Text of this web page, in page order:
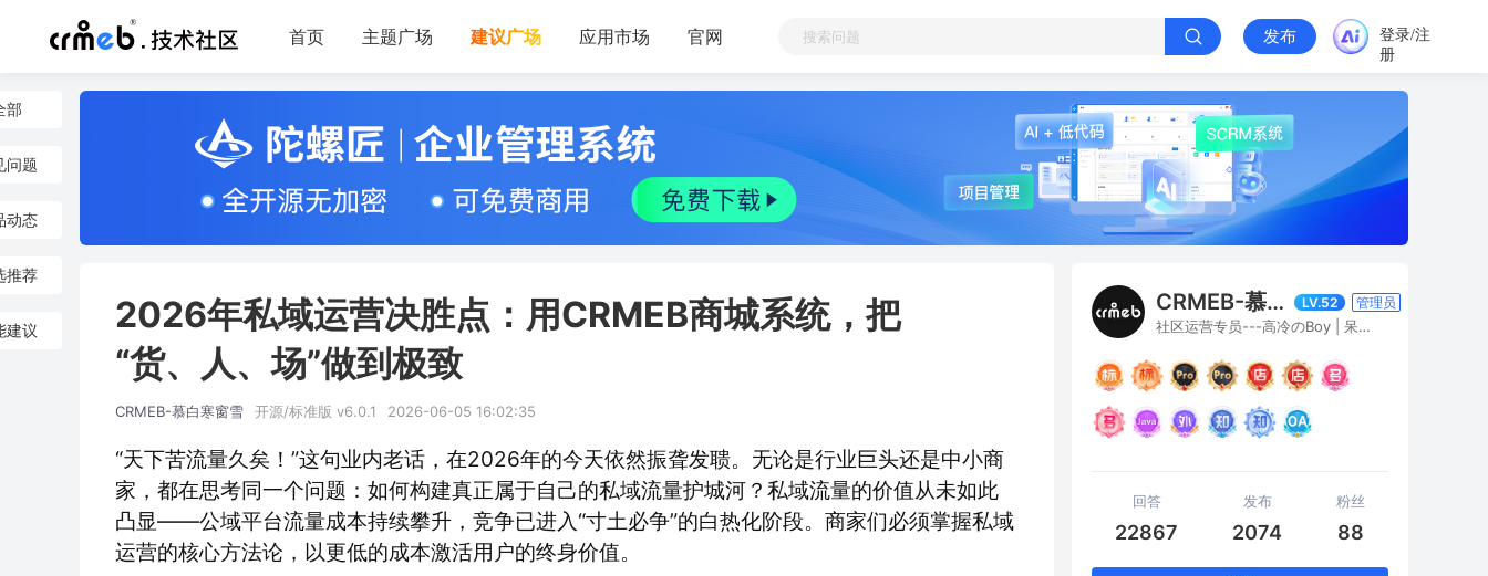
首页 主题广场 建议广场 应用市场 官网 发布
登录/注
册
部
问题
动态
推荐
建议
2026年私域运营决胜点：用CRMEB商城系统，把
“货、人、场”做到极致
CRMEB-慕白寒窗雪 开源/标准版 v6.0.1 2026-06-05 16:02:35
“天下苦流量久矣！”这句业内老话，在2026年的今天依然振聋发聩。无论是行业巨头还是中小商
家，都在思考同一个问题：如何构建真正属于自己的私域流量护城河？私域流量的价值从未如此
凸显——公域平台流量成本持续攀升，竞争已进入“寸土必争”的白热化阶段。商家们必须掌握私域
运营的核心方法论，以更低的成本激活用户的终身价值。
CRMEB-慕白寒窗雪 LV.52 管理员
社区运营专员---高冷のBoy | 呆萌のGirl
回答
22867
发布
2074
粉丝
88